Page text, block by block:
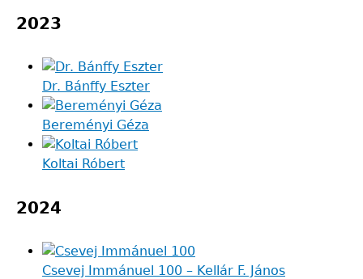
2023
Dr. Bánffy Eszter
Bereményi Géza
Koltai Róbert
2024
Csevej Immánuel 100 – Kellár F. János